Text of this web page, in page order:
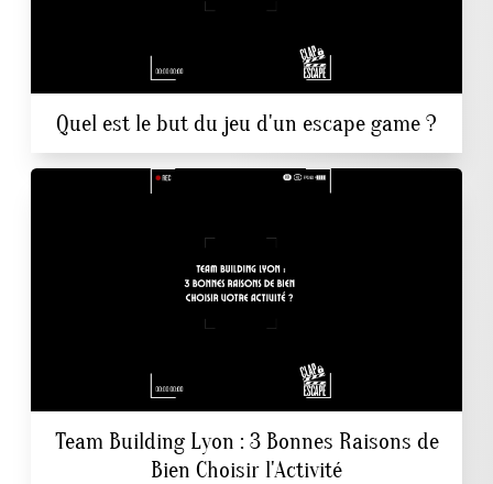
Quel est le but du jeu d'un escape game ?
Team Building Lyon : 3 Bonnes Raisons de
Bien Choisir l'Activité